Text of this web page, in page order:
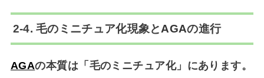
2-4. 毛のミニチュア化現象とAGAの進行
AGAの本質は「毛のミニチュア化」にあります。